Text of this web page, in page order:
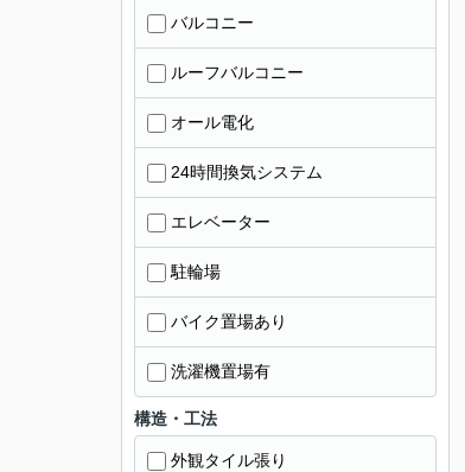
バルコニー
ルーフバルコニー
オール電化
24時間換気システム
エレベーター
駐輪場
バイク置場あり
洗濯機置場有
構造・工法
外観タイル張り